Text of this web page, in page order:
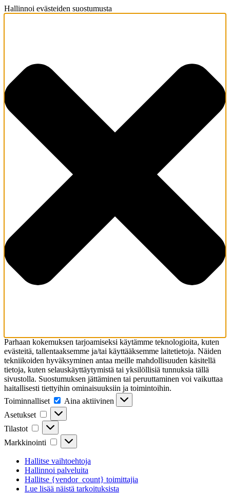
Hallinnoi evästeiden suostumusta
Parhaan kokemuksen tarjoamiseksi käytämme teknologioita, kuten
evästeitä, tallentaaksemme ja/tai käyttääksemme laitetietoja. Näiden
tekniikoiden hyväksyminen antaa meille mahdollisuuden käsitellä
tietoja, kuten selauskäyttäytymistä tai yksilöllisiä tunnuksia tällä
sivustolla. Suostumuksen jättäminen tai peruuttaminen voi vaikuttaa
haitallisesti tiettyihin ominaisuuksiin ja toimintoihin.
Toiminnalliset
Toiminnalliset
Aina aktiivinen
Asetukset
Asetukset
Tilastot Tilastot
Markkinointi Markkinointi
Hallitse vaihtoehtoja
Hallinnoi palveluita
Hallitse {vendor_count} toimittajia
Lue lisää näistä tarkoituksista